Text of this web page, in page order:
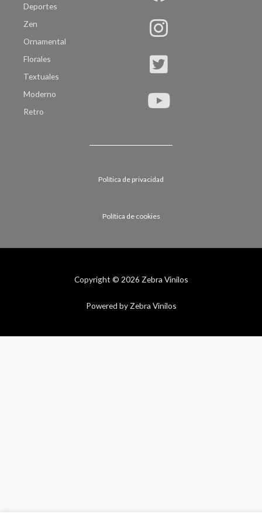
Deportes
Zen
Ornamental
Florales
Textuales
Moderno
Retro
Política de privacidad
Política de cookies
Copyright © 2026 Zebra Vinilos
Powered by Zebra Vinilos